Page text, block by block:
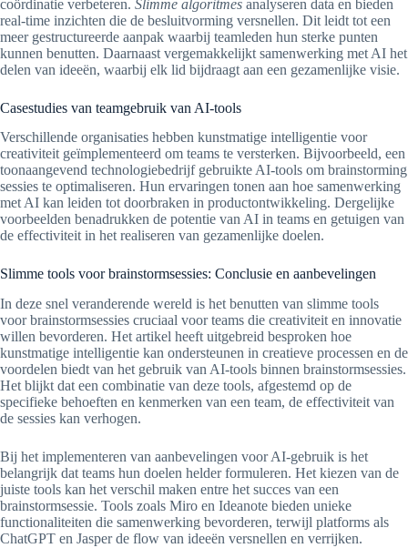
coördinatie verbeteren. Slimme algoritmes analyseren data en bieden
real-time inzichten die de besluitvorming versnellen. Dit leidt tot een
meer gestructureerde aanpak waarbij teamleden hun sterke punten
kunnen benutten. Daarnaast vergemakkelijkt samenwerking met AI het
delen van ideeën, waarbij elk lid bijdraagt aan een gezamenlijke visie.
Casestudies van teamgebruik van AI-tools
Verschillende organisaties hebben kunstmatige intelligentie voor
creativiteit geïmplementeerd om teams te versterken. Bijvoorbeeld, een
toonaangevend technologiebedrijf gebruikte AI-tools om brainstorming
sessies te optimaliseren. Hun ervaringen tonen aan hoe samenwerking
met AI kan leiden tot doorbraken in productontwikkeling. Dergelijke
voorbeelden benadrukken de potentie van AI in teams en getuigen van
de effectiviteit in het realiseren van gezamenlijke doelen.
Slimme tools voor brainstormsessies: Conclusie en aanbevelingen
In deze snel veranderende wereld is het benutten van slimme tools
voor brainstormsessies cruciaal voor teams die creativiteit en innovatie
willen bevorderen. Het artikel heeft uitgebreid besproken hoe
kunstmatige intelligentie kan ondersteunen in creatieve processen en de
voordelen biedt van het gebruik van AI-tools binnen brainstormsessies.
Het blijkt dat een combinatie van deze tools, afgestemd op de
specifieke behoeften en kenmerken van een team, de effectiviteit van
de sessies kan verhogen.
Bij het implementeren van aanbevelingen voor AI-gebruik is het
belangrijk dat teams hun doelen helder formuleren. Het kiezen van de
juiste tools kan het verschil maken entre het succes van een
brainstormsessie. Tools zoals Miro en Ideanote bieden unieke
functionaliteiten die samenwerking bevorderen, terwijl platforms als
ChatGPT en Jasper de flow van ideeën versnellen en verrijken.